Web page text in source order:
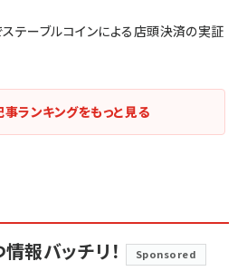
ステーブルコインによる店頭決済の実証
ランキングをもっと見る
報バッチリ！ Sponsored